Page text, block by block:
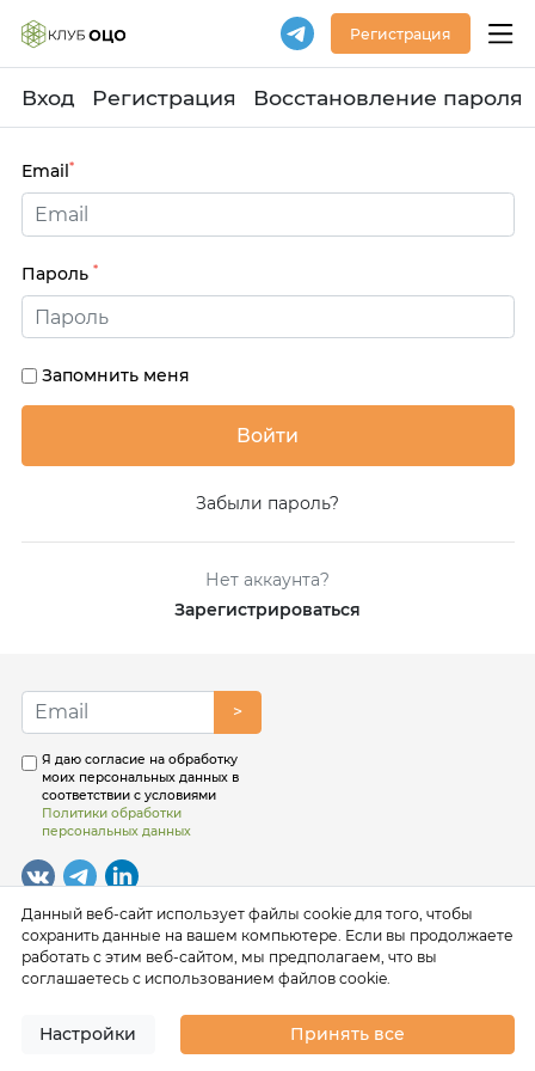
Регистрация
Вход Регистрация Восстановление пароля
Email*
Пароль *
Запомнить меня
Забыли пароль?
Нет аккаунта?
Зарегистрироваться
>
Я даю согласие на обработку
моих персональных данных в
соответствии с условиями
Политики обработки
персональных данных
Данный веб-сайт использует файлы cookie для того, чтобы
сохранить данные на вашем компьютере. Если вы продолжаете
работать с этим веб-сайтом, мы предполагаем, что вы
соглашаетесь с использованием файлов cookie.
Настройки Принять все